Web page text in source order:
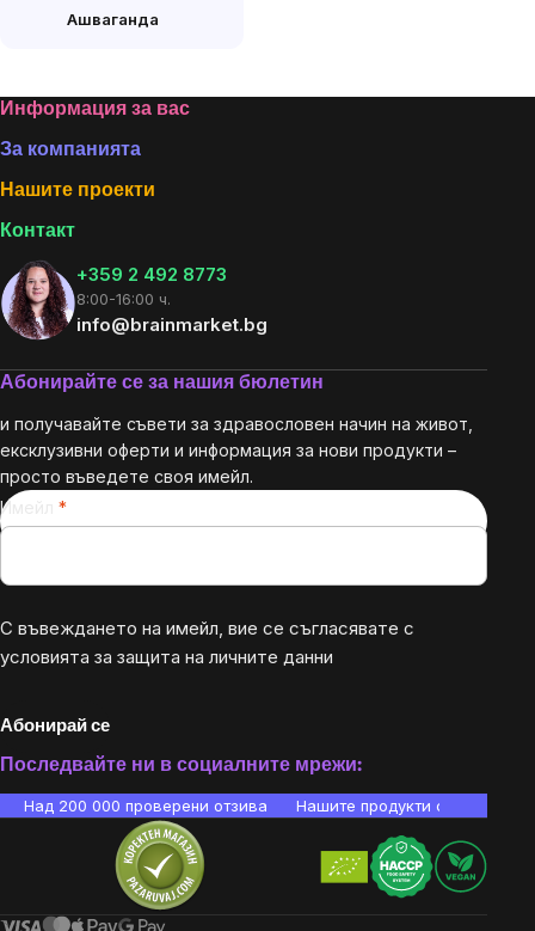
Ашваганда
Footer
Информация за вас
За компанията
Нашите проекти
Контакт
+359 2 492 8773
8:00-16:00 ч.
info@brainmarket.bg
Абонирайте се за нашия бюлетин
и получавайте съвети за здравословен начин на живот,
ексклузивни оферти и информация за нови продукти –
просто въведете своя имейл.
Имейл
С въвеждането на имейл, вие се съгласявате с
условията за защита на личните данни
Абонирай се
Последвайте ни в социалните мрежи:
Над 200 000 проверени отзива Нашите продукти са